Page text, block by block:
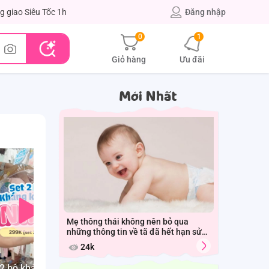
giao Siêu Tốc 1h Đăng nhập
0
Giỏ hàng
1
Ưu đãi
Mới Nhất
Mẹ thông thái không nên bỏ qua
những thông tin về tã đã hết hạn sử
dụng24k